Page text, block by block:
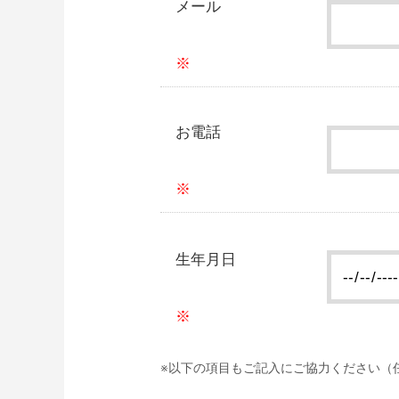
メール
お電話
生年月日
以下の項目もご記入にご協力ください（